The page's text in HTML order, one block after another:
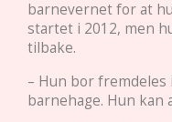
barnevernet for at
startet i 2012, men
tilbake.
– Hun bor
barnehage. Hun kan